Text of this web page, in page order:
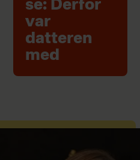
se: Derfor
var
datteren
med